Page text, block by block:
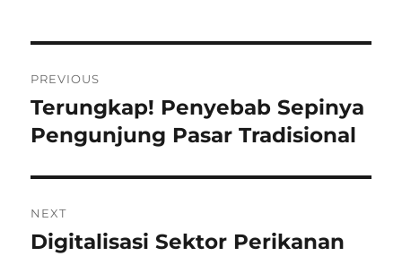
pos
PREVIOUS
Previous
post:
Terungkap! Penyebab Sepinya
Pengunjung Pasar Tradisional
NEXT
Next
Digitalisasi Sektor Perikanan